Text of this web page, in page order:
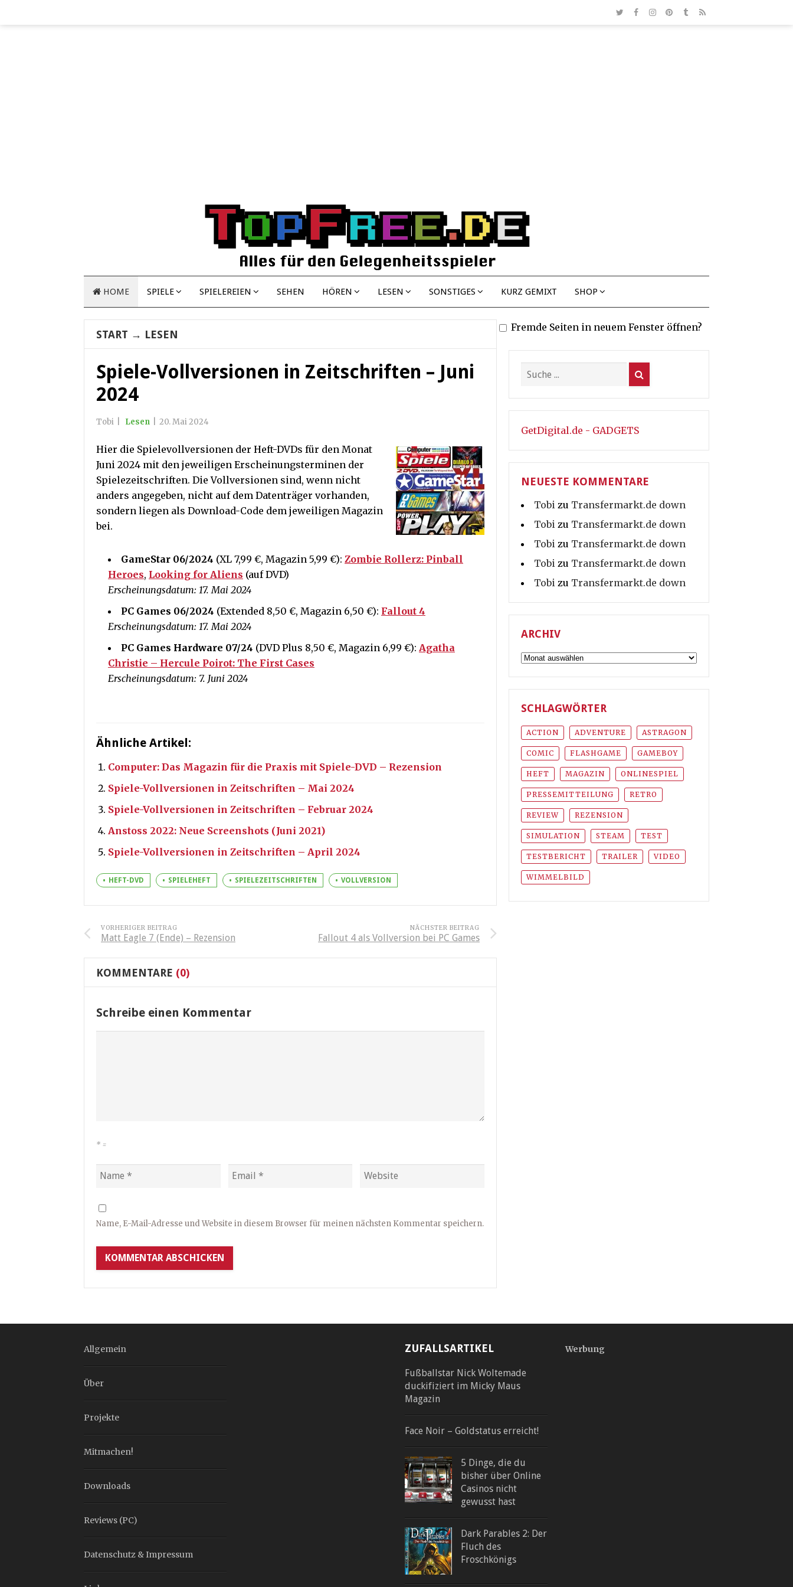
HOME SPIELE SPIELEREIEN SEHEN HÖREN LESEN SONSTIGES KURZ GEMIXT SHOP
START → LESEN
Spiele-Vollversionen in Zeitschriften – Juni
2024
Tobi Lesen 20. Mai 2024
Hier die Spielevollversionen der Heft-DVDs für den Monat
Juni 2024 mit den jeweiligen Erscheinungsterminen der
Spielezeitschriften. Die Vollversionen sind, wenn nicht
anders angegeben, nicht auf dem Datenträger vorhanden,
sondern liegen als Download-Code dem jeweiligen Magazin
bei.
GameStar 06/2024 (XL 7,99 €, Magazin 5,99 €): Zombie Rollerz: Pinball
Heroes, Looking for Aliens (auf DVD)
Erscheinungsdatum: 17. Mai 2024
PC Games 06/2024 (Extended 8,50 €, Magazin 6,50 €): Fallout 4
Erscheinungsdatum: 17. Mai 2024
PC Games Hardware 07/24 (DVD Plus 8,50 €, Magazin 6,99 €): Agatha
Christie – Hercule Poirot: The First Cases
Erscheinungsdatum: 7. Juni 2024
Ähnliche Artikel:
Computer: Das Magazin für die Praxis mit Spiele-DVD – Rezension
Spiele-Vollversionen in Zeitschriften – Mai 2024
Spiele-Vollversionen in Zeitschriften – Februar 2024
Anstoss 2022: Neue Screenshots (Juni 2021)
Spiele-Vollversionen in Zeitschriften – April 2024
HEFT-DVD SPIELEHEFT SPIELEZEITSCHRIFTEN VOLLVERSION
VORHERIGER BEITRAG
Matt Eagle 7 (Ende) – Rezension
NÄCHSTER BEITRAG
Fallout 4 als Vollversion bei PC Games
KOMMENTARE (0)
Schreibe einen Kommentar
* =
Name, E-Mail-Adresse und Website in diesem Browser für meinen nächsten Kommentar speichern.
Fremde Seiten in neuem Fenster öffnen?
GetDigital.de - GADGETS
NEUESTE KOMMENTARE
Tobi zu Transfermarkt.de down
Tobi zu Transfermarkt.de down
Tobi zu Transfermarkt.de down
Tobi zu Transfermarkt.de down
Tobi zu Transfermarkt.de down
ARCHIV
Archiv
SCHLAGWÖRTER
ACTION ADVENTURE ASTRAGON
COMIC FLASHGAME GAMEBOY
HEFT MAGAZIN ONLINESPIEL
PRESSEMITTEILUNG RETRO
REVIEW REZENSION
SIMULATION STEAM TEST
TESTBERICHT TRAILER VIDEO
WIMMELBILD
Allgemein
Über
Projekte
Mitmachen!
Downloads
Reviews (PC)
Datenschutz & Impressum
ZUFALLSARTIKEL
Fußballstar Nick Woltemade
duckifiziert im Micky Maus
Magazin
Face Noir – Goldstatus erreicht!
5 Dinge, die du
bisher über Online
Casinos nicht
gewusst hast
Dark Parables 2: Der
Fluch des
Froschkönigs
Werbung